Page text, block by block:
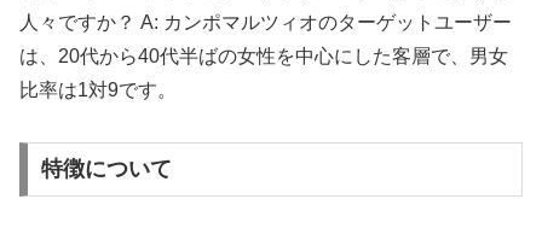
人々ですか？ A: カンポマルツィオのターゲットユーザー
は、20代から40代半ばの女性を中心にした客層で、男女
比率は1対9です。
特徴について